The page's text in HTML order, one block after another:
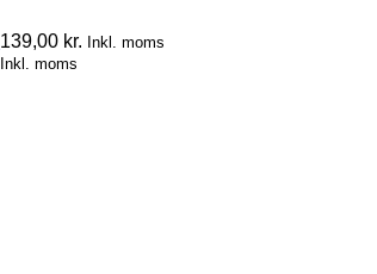
139,00 kr. Inkl. moms
Inkl. moms